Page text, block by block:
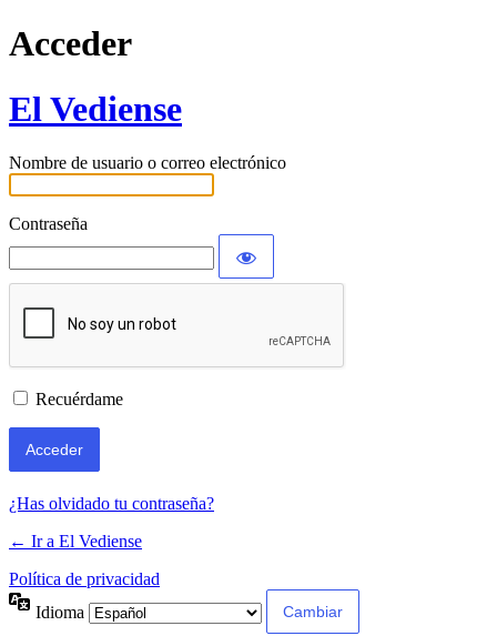
Acceder
El Vediense
Nombre de usuario o correo electrónico
Contraseña
Recuérdame
¿Has olvidado tu contraseña?
← Ir a El Vediense
Política de privacidad
Idioma